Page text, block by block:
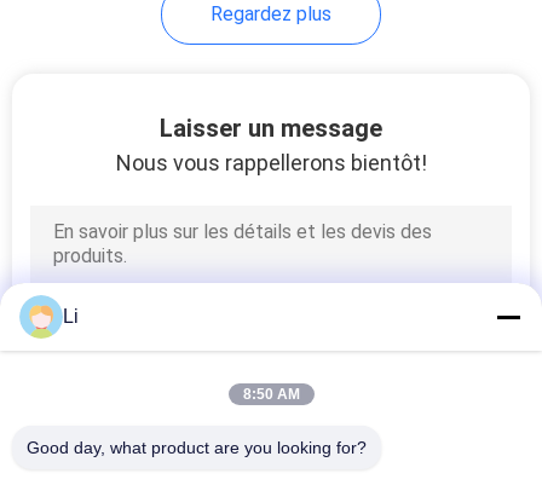
Commutateur
protecteur de
surcharge
commutateur de
contrôle de
température
Regardez plus
Laisser un message
Nous vous rappellerons bientôt!
Li
8:50 AM
Good day, what product are you looking for?